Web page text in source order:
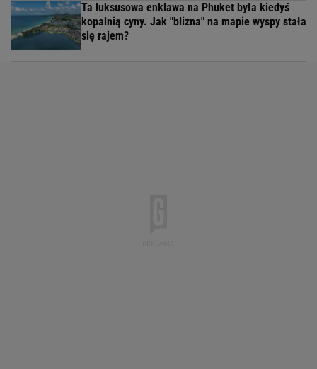
Ta luksusowa enklawa na Phuket była kiedyś
kopalnią cyny. Jak "blizna" na mapie wyspy stała
się rajem?